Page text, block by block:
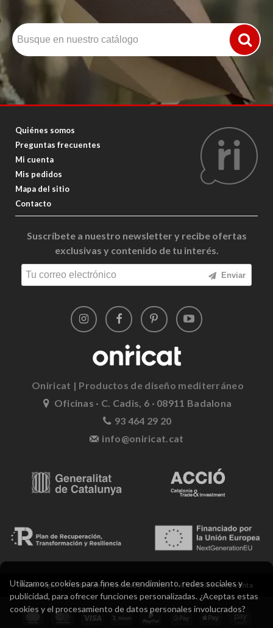
Quiénes somos
Preguntas frecuentes
Mi cuenta
Mis pedidos
Mapa del sitio
Contacto
Suscríbete a nuestro newsletter y recibe ofertas
exclusivas y contenido de tu interés.
Enviar
Oniricat | Productos de diseño mediterráneo
Oficinas · C. Cadis, 6 · 08911 Badalona
93 464 29 20
info@oniricat.cat
Aviso legal Política de privacidad y cookies Condiciones de venta
Utilizamos cookies para fines de rendimiento, redes sociales y
publicidad, para ofrecer funciones personalizadas. ¿Aceptas estas
cookies y el procesamiento de datos personales involucrados?